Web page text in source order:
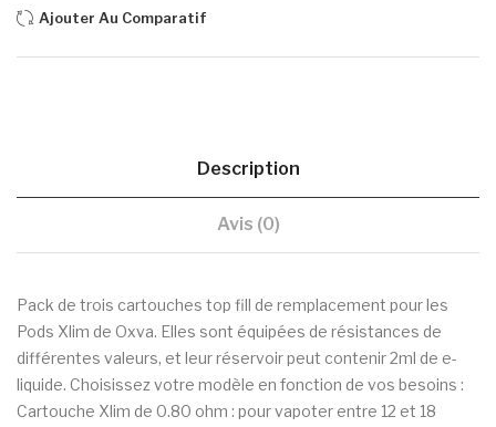
Ajouter Au Comparatif
Description
Avis (0)
Pack de trois cartouches top fill de remplacement pour les
Pods Xlim de Oxva. Elles sont équipées de résistances de
différentes valeurs, et leur réservoir peut contenir 2ml de e-
liquide. Choisissez votre modèle en fonction de vos besoins :
Cartouche Xlim de 0.80 ohm : pour vapoter entre 12 et 18